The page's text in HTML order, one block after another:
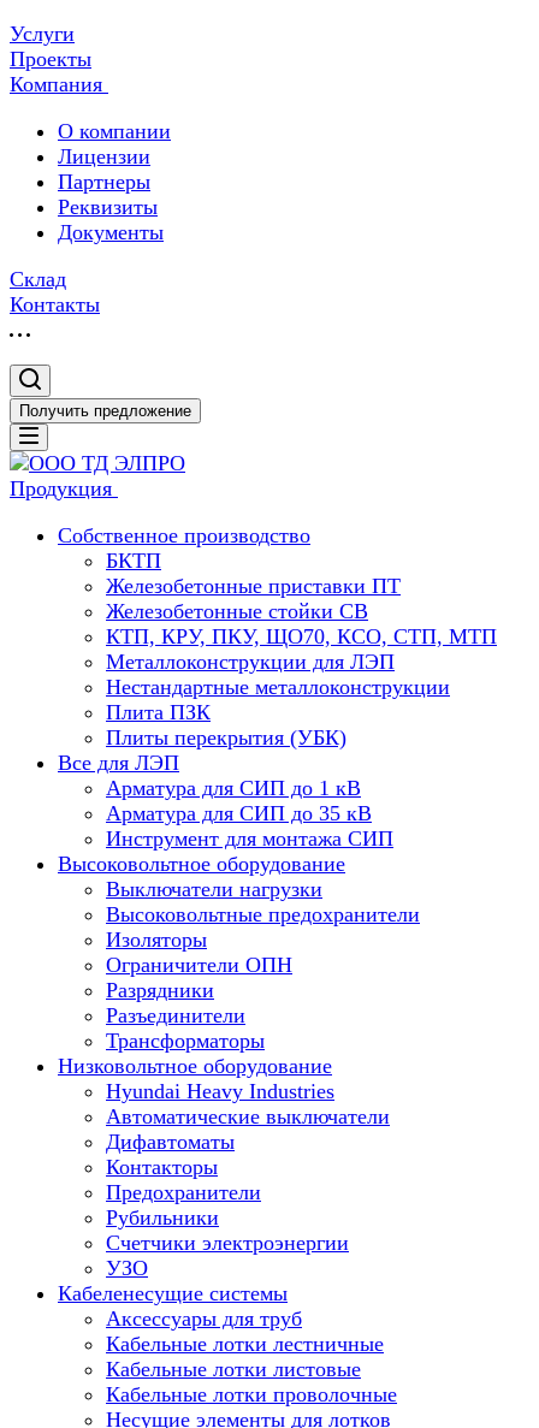
Услуги
Проекты
Компания
О компании
Лицензии
Партнеры
Реквизиты
Документы
Склад
Контакты
Получить предложение
Продукция
Собственное производство
БКТП
Железобетонные приставки ПТ
Железобетонные стойки СВ
КТП, КРУ, ПКУ, ЩО70, КСО, СТП, МТП
Металлоконструкции для ЛЭП
Нестандартные металлоконструкции
Плита ПЗК
Плиты перекрытия (УБК)
Все для ЛЭП
Арматура для СИП до 1 кВ
Арматура для СИП до 35 кВ
Инструмент для монтажа СИП
Высоковольтное оборудование
Выключатели нагрузки
Высоковольтные предохранители
Изоляторы
Ограничители ОПН
Разрядники
Разъединители
Трансформаторы
Низковольтное оборудование
Hyundai Heavy Industries
Автоматические выключатели
Дифавтоматы
Контакторы
Предохранители
Рубильники
Счетчики электроэнергии
УЗО
Кабеленесущие системы
Аксессуары для труб
Кабельные лотки лестничные
Кабельные лотки листовые
Кабельные лотки проволочные
Несущие элементы для лотков